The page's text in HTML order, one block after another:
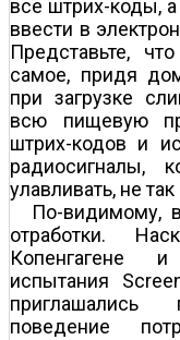
все штрих-коды,
ввести в
Представьте,
самое, придя
при загрузке
всю пищевую
штрих-кодов и
радиосигналы,
улавливать, не
По-видимому,
отработки.
Копенгагене и
испытания
приглашались
поведение